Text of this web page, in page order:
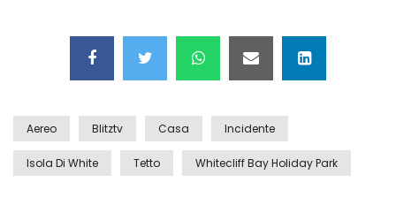
Il gelo estremo crea un vulcano
Aereo Blitztv Casa Incidente
Isola Di White Tetto Whitecliff Bay Holiday Park